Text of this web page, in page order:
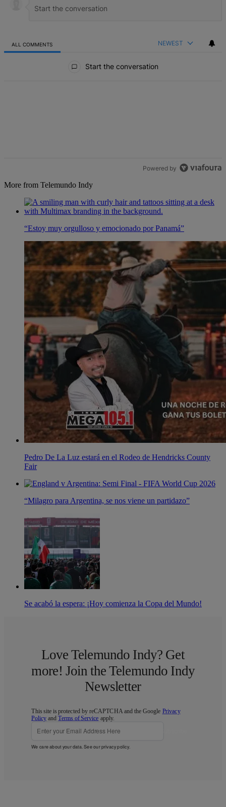
ALL COMMENTS NEWEST
Start the conversation
Powered by
More from Telemundo Indy
“Estoy muy orgulloso y emocionado por Panamá”
Pedro De La Luz estará en el Rodeo de Hendricks County
Fair
“Milagro para Argentina, se nos viene un partidazo”
Se acabó la espera: ¡Hoy comienza la Copa del Mundo!
Love Telemundo Indy? Get
more! Join the Telemundo Indy
Newsletter
This site is protected by reCAPTCHA and the Google Privacy
Policy andTerms of Service apply.
We care about your data. See ourprivacy policy.